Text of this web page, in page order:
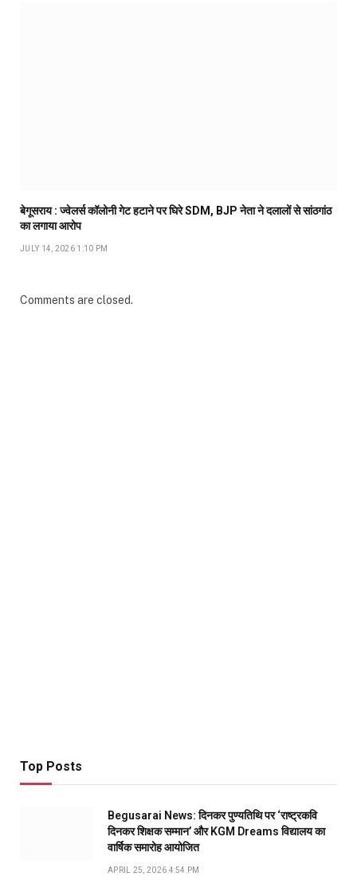
बेगूसराय : ज्वेलर्स कॉलोनी गेट हटाने पर घिरे SDM, BJP नेता ने दलालों से सांठगांठ
का लगाया आरोप
JULY 14, 2026 1:10 PM
Comments are closed.
Top Posts
Begusarai News: दिनकर पुण्यतिथि पर ‘राष्ट्रकवि
दिनकर शिक्षक सम्मान’ और KGM Dreams विद्यालय का
वार्षिक समारोह आयोजित
APRIL 25, 2026 4:54 PM